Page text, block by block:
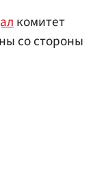
комитет
со стороны